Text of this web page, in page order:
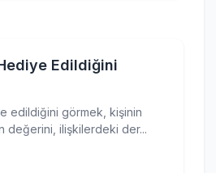
Edildiğini
edildiğini görmek, kişinin
değerini, ilişkilerdeki der...